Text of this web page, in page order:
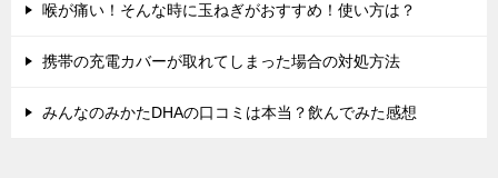
喉が痛い！そんな時に玉ねぎがおすすめ！使い方は？
携帯の充電カバーが取れてしまった場合の対処方法
みんなのみかたDHAの口コミは本当？飲んでみた感想